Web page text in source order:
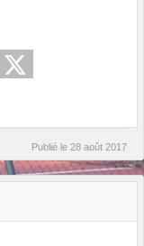
Publié le 28 août 2017